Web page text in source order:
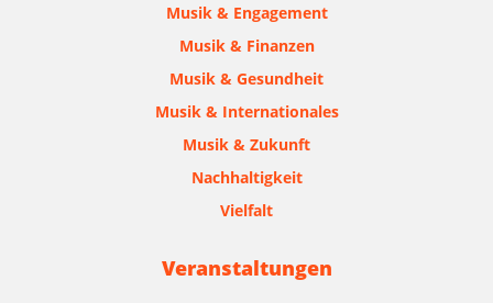
Musik & Engagement
Musik & Finanzen
Musik & Gesundheit
Musik & Internationales
Musik & Zukunft
Nachhaltigkeit
Vielfalt
Veranstaltungen